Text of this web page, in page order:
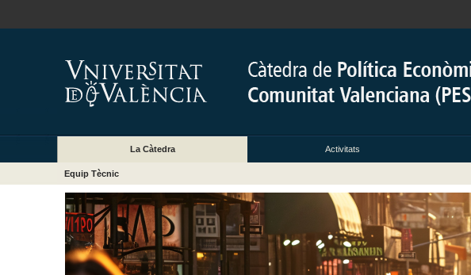
La Càtedra Activitats
Equip Tècnic